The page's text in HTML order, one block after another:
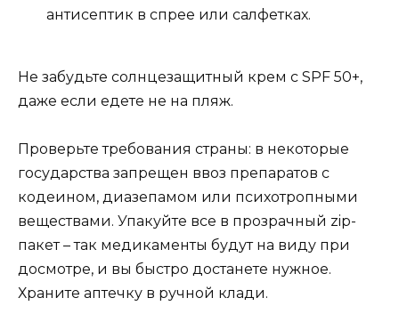
антисептик в спрее или салфетках.
Не забудьте солнцезащитный крем с SPF 50+,
даже если едете не на пляж.
Проверьте требования страны: в некоторые
государства запрещен ввоз препаратов с
кодеином, диазепамом или психотропными
веществами. Упакуйте все в прозрачный zip-
пакет – так медикаменты будут на виду при
досмотре, и вы быстро достанете нужное.
Храните аптечку в ручной клади.